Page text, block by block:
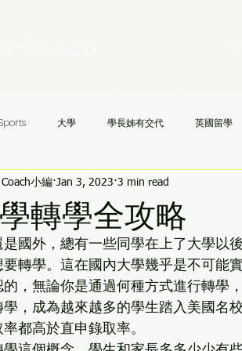
大學 學長姊有交代 英國留學
美國高中 NCAA 文理學院
轉學全攻略
Coach小編 Jan 3, 2023 3 min read
國外，總有一些同學在上了大學以
要轉學。這在國內大學幾乎是不可能
，無論你是通過何種方式進行轉學
，成為越來越多的學生踏入美國名
都高於直申錄取率。